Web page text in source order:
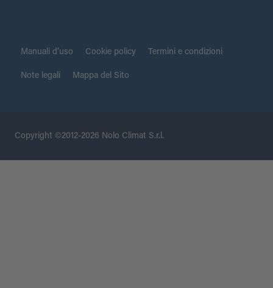
Manuali d’uso Cookie policy Termini e condizioni
Note legali Mappa del Sito
Copyright ©2012-2026 Nolo Climat S.r.l.